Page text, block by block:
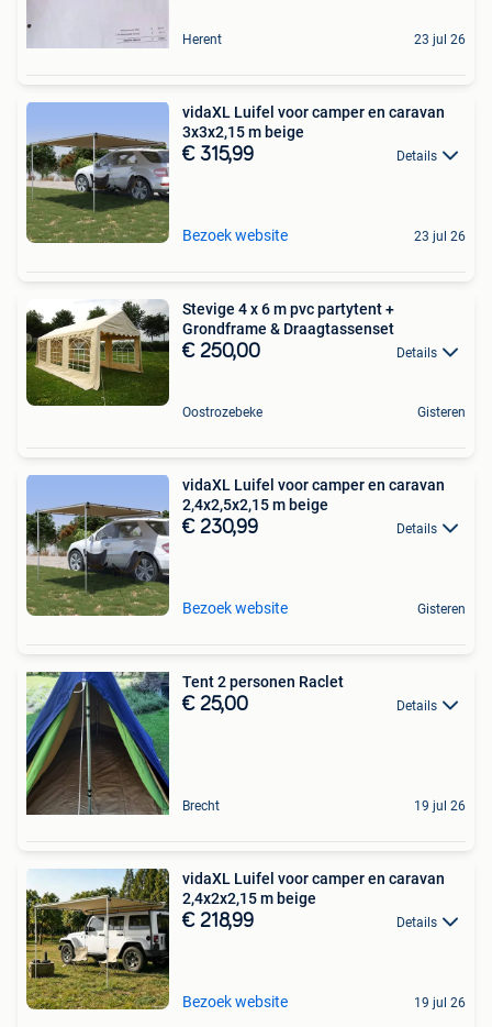
Herent 23 jul 26
vidaXL Luifel voor camper en caravan
3x3x2,15 m beige
€ 315,99 Details
Bezoek website 23 jul 26
Stevige 4 x 6 m pvc partytent +
Grondframe & Draagtassenset
€ 250,00 Details
Oostrozebeke Gisteren
vidaXL Luifel voor camper en caravan
2,4x2,5x2,15 m beige
€ 230,99 Details
Bezoek website Gisteren
Tent 2 personen Raclet
€ 25,00 Details
Brecht 19 jul 26
vidaXL Luifel voor camper en caravan
2,4x2x2,15 m beige
€ 218,99 Details
Bezoek website 19 jul 26